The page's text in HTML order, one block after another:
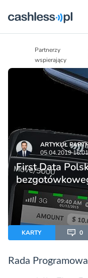
Partnerzy
wspierający
ARTYKUŁ
05.04.2019 16:01
First Data
KARTY 0
Rada